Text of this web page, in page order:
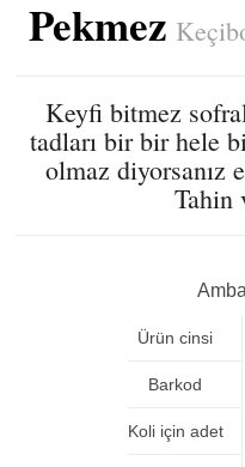
Pekmez
Keyfi bitmez
tadları bir bir hele
olmaz diyorsanız
Tahin
Ürün cinsi
Barkod
Koli için adet